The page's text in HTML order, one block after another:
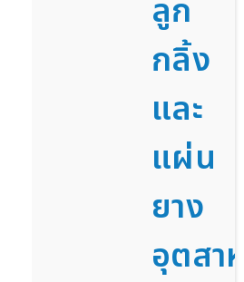
ลูก
กลิ้ง
และ
แผ่น
ยาง
อุตสา